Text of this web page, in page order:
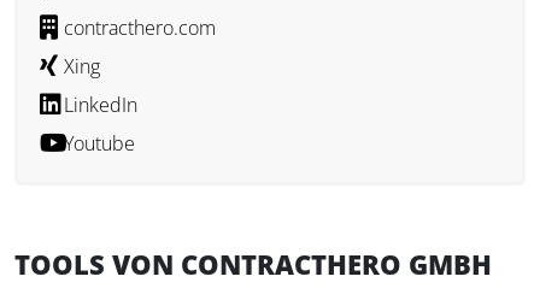
und erfüllt damit die gängigen Sicherheitsanforderungen.
contracthero.com
Xing
LinkedIn
Youtube
TOOLS VON CONTRACTHERO GMBH